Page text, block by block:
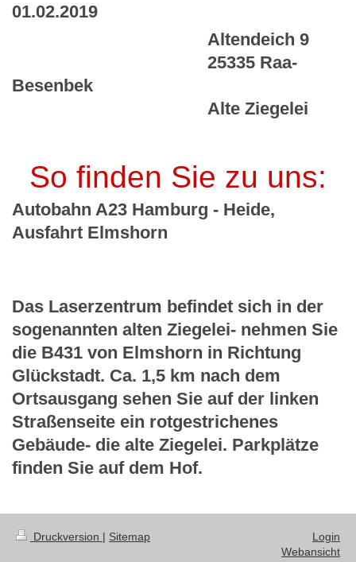
01.02.2019
Altendeich 9
25335 Raa-
Besenbek
Alte Ziegelei
So finden Sie zu uns:
Autobahn A23 Hamburg - Heide,
Ausfahrt Elmshorn
Das Laserzentrum befindet sich in der
sogenannten alten Ziegelei- nehmen Sie
die B431 von Elmshorn in Richtung
Glückstadt. Ca. 1,5 km nach dem
Ortsausgang sehen Sie auf der linken
Straßenseite ein rotgestrichenes
Gebäude- die alte Ziegelei. Parkplätze
finden Sie auf dem Hof.
Druckversion | Sitemap
Login
Webansicht